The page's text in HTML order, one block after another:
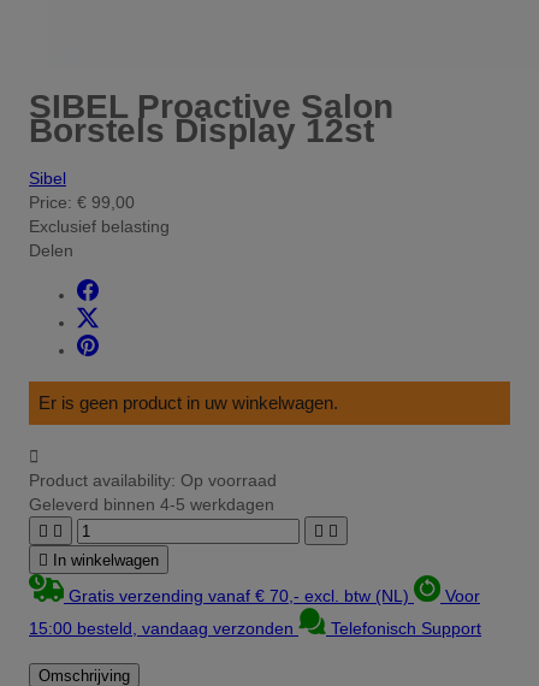
SIBEL Proactive Salon
Borstels Display 12st
Sibel
Price: € 99,00
Exclusief belasting
Delen
Er is geen product in uw winkelwagen.

Product availability: Op voorraad
Geleverd binnen 4-5 werkdagen
   
 In winkelwagen
Gratis verzending vanaf € 70,- excl. btw (NL)
Voor
15:00 besteld, vandaag verzonden
Telefonisch Support
Omschrijving